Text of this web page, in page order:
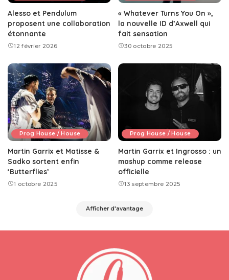
Alesso et Pendulum
proposent une collaboration
étonnante
12 février 2026
« Whatever Turns You On »,
la nouvelle ID d’Axwell qui
fait sensation
30 octobre 2025
Prog House / House
Martin Garrix et Matisse &
Sadko sortent enfin
‘Butterflies’
1 octobre 2025
Prog House / House
Martin Garrix et Ingrosso : un
mashup comme release
officielle
13 septembre 2025
Afficher d'avantage